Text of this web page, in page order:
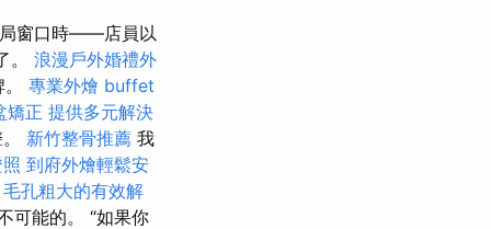
局窗口時——店員以
。 浪漫戶外婚禮外
專業外燴 buffet
矯正 提供多元解決
新竹整骨推薦 我
到府外燴輕鬆安
毛孔粗大的有效解
可能的。 “如果你